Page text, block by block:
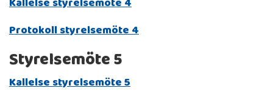
Protokoll styrelsemöte 4
Styrelsemöte 5
Kallelse styrelsemöte 5